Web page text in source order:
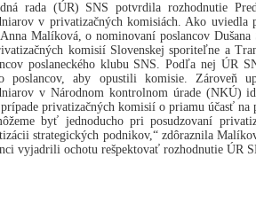
rada (ÚR) SNS potvrdila rozhodnutie
v privatizačných komisiách. Ako uviedla
Malíková, o nominovaní poslancov
komisií Slovenskej sporiteľne a
poslaneckého klubu SNS. Podľa nej ÚR
poslancov, aby opustili komisie. Zároveň
v Národnom kontrolnom úrade (NKÚ)
privatizačných komisií o priamu účasť na
byť jednoducho pri posudzovaní
strategických podnikov,“ zdôraznila
vyjadrili ochotu rešpektovať rozhodnutie ÚR